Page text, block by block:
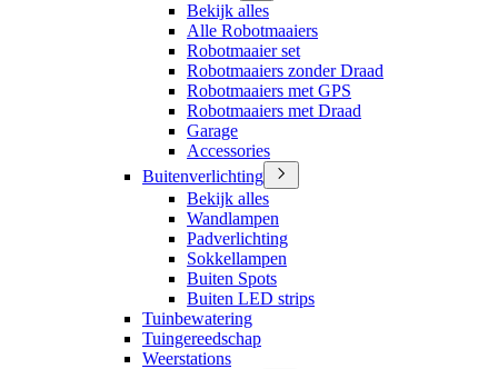
Bekijk alles
Alle Robotmaaiers
Robotmaaier set
Robotmaaiers zonder Draad
Robotmaaiers met GPS
Robotmaaiers met Draad
Garage
Accessories
Buitenverlichting
Bekijk alles
Wandlampen
Padverlichting
Sokkellampen
Buiten Spots
Buiten LED strips
Tuinbewatering
Tuingereedschap
Weerstations